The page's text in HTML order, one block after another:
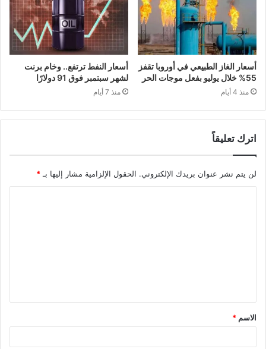
أسعار الغاز الطبيعي في أوروبا تقفز
55% خلال يوليو بفعل موجات الحر
منذ 4 أيام
أسعار النفط ترتفع.. وخام برنت
لشهر سبتمبر فوق 91 دولارًا
منذ 7 أيام
اترك تعليقاً
لن يتم نشر عنوان بريدك الإلكتروني. الحقول الإلزامية مشار إليها بـ*
ق
*
الاسم *